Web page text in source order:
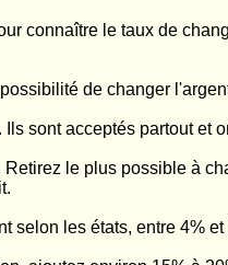
connaître le taux de
de changer
sont acceptés partout et
le plus possible à
selon les états, entre 4% et